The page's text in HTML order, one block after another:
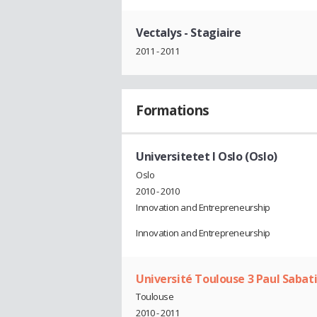
Vectalys- Stagiaire
2011 - 2011
Formations
Universitetet I Oslo (Oslo)
Oslo
2010 - 2010
Innovation and Entrepreneurship
Innovation and Entrepreneurship
Université Toulouse 3 Paul
Toulouse
2010 - 2011